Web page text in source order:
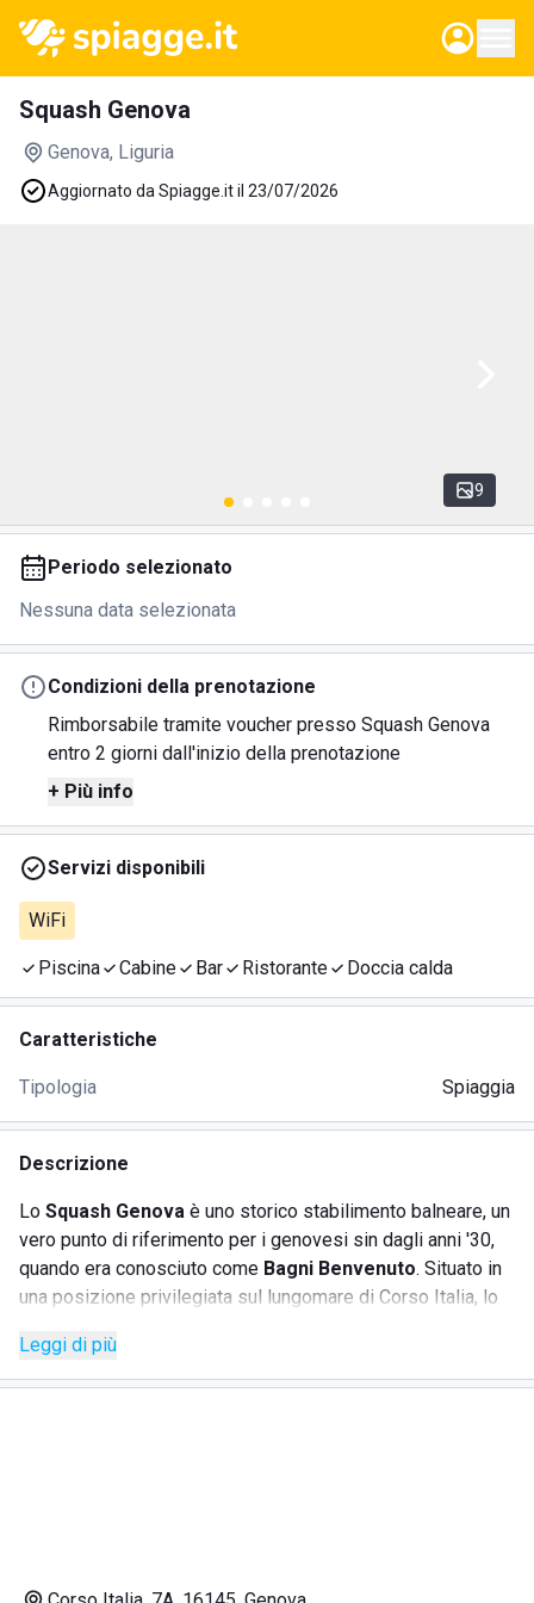
Squash Genova
Genova, Liguria
Aggiornato da Spiagge.it il 23/07/2026
9
Periodo selezionato
Nessuna data selezionata
Condizioni della prenotazione
Rimborsabile tramite voucher presso Squash Genova
entro 2 giorni dall'inizio della prenotazione
+ Più info
Servizi disponibili
WiFi
Piscina Cabine Bar Ristorante Doccia calda
Caratteristiche
Tipologia Spiaggia
Descrizione
Lo Squash Genova è uno storico stabilimento balneare, un
vero punto di riferimento per i genovesi sin dagli anni '30,
quando era conosciuto come Bagni Benvenuto. Situato in
una posizione privilegiata sul lungomare di Corso Italia, lo
gamma di servizi per vivere il mare in ogni stagione.
Leggi di più